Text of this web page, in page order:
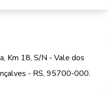
Km 18, S/N - Vale dos
- RS, 95700-000.